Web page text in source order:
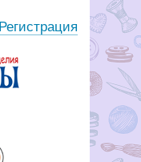
Регистрация